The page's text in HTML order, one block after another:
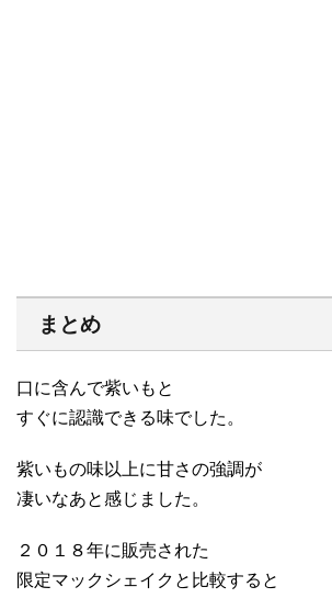
まとめ
口に含んで紫いもと
すぐに認識できる味でした。
紫いもの味以上に甘さの強調が
凄いなあと感じました。
２０１８年に販売された
限定マックシェイクと比較すると